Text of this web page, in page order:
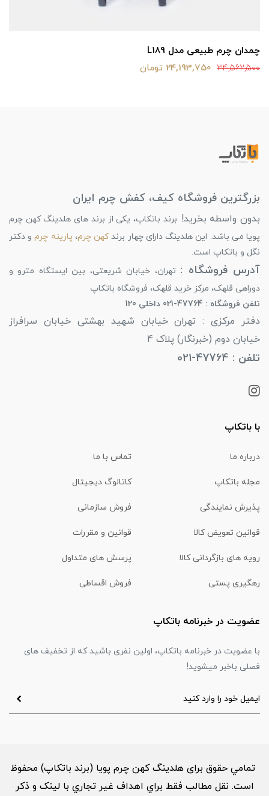
چمدان چرم طبیعی مدل L189
34,562,500 24,193,750 تومان
بزرگترین فروشگاه کیف، کفش چرم ایران
بدون واسطه بخرید! برند باتکاپ، یکی از برند های هلدینگ کهن چرم
پویا می باشد. این هلدینگ دارای چهار برندکهن چرم، پارینه چرمو دکتر
نگل و باتکاپ است.
آدرس فروشگاه : تهران، خیابان شریعتی، بین ایستگاه مترو و
دوراهی قلهک، مرکز خرید قلهک، فروشگاه باتکاپ
تلفن فروشگاه : 47764-021 داخلی 120
دفتر مرکزی : تهران خیابان شهید بهشتی خیابان سرافراز
خیابان دوم (خبرنگار) پلاک 4
تلفن : 47764-021
با باتکاپ
درباره ما تماس با ما
مجله باتکاپ کاتالوگ دیجیتال
پذیرش نمایندگی فروش سازمانی
قوانین تعویض کالا قوانین و مقررات
رویه های بازگردانی کالا پرسش های متداول
رهگیری پستی فروش اقساطی
عضویت در خبرنامه باتکاپ
با عضویت در خبرنامه باتکاپ، اولین نفری باشید که از تخفیف های
فصلی باخبر میشوید!
تمامي حقوق برای هلدینگ کهن چرم پویا (برند باتکاپ) محفوظ
است. نقل مطالب فقط براي اهداف غير تجاري با لینک و ذکر